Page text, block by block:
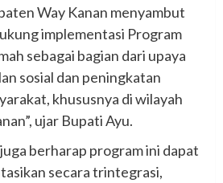
Way Kanan menyambut
implementasi Program
sebagai bagian dari upaya
sosial dan peningkatan
khususnya di wilayah
ujar Bupati Ayu.
berharap program ini dapat
secara trintegrasi,